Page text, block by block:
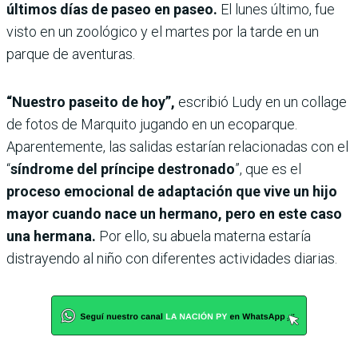
últimos días de paseo en paseo. El lunes último, fue
visto en un zoológico y el martes por la tarde en un
parque de aventuras.
“Nuestro paseito de hoy”, escribió Ludy en un collage
de fotos de Marquito jugando en un ecoparque.
Aparentemente, las salidas estarían relacionadas con el
“síndrome del príncipe destronado”, que es el
proceso emocional de adaptación que vive un hijo
mayor cuando nace un hermano, pero en este caso
una hermana. Por ello, su abuela materna estaría
distrayendo al niño con diferentes actividades diarias.